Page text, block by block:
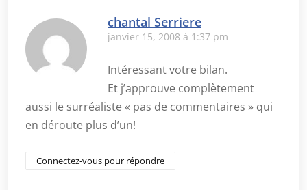
chantal Serriere
janvier 15, 2008 à 1:37 pm
Intéressant votre bilan.
Et j’approuve complètement
aussi le surréaliste « pas de commentaires » qui
en déroute plus d’un!
Connectez-vous pour répondre